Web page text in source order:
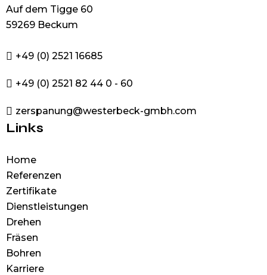
Auf dem Tigge 60
59269 Beckum
+49 (0) 2521 16685
+49 (0) 2521 82 44 0 - 60
zerspanung@westerbeck-gmbh.com
Links
Home
Referenzen
Zertifikate
Dienstleistungen
Drehen
Fräsen
Bohren
Karriere